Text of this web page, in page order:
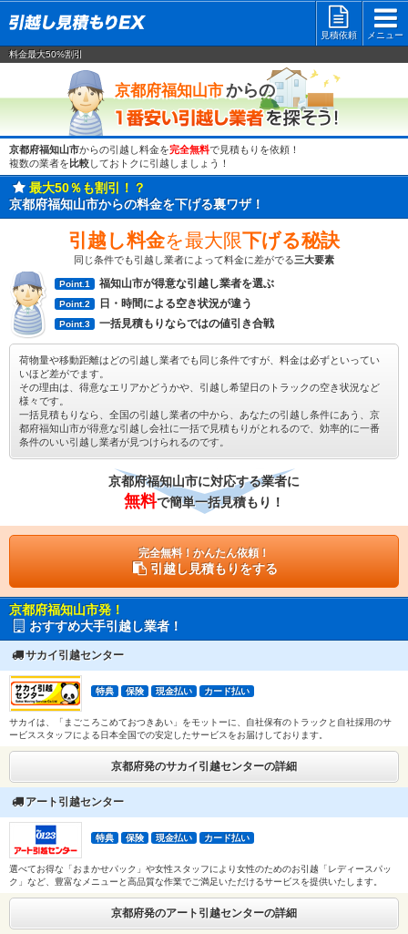
見積依頼
メニュー
料金最大50%割引
京都府福知山市からの
京都府福知山市からの引越し料金を完全無料で見積もりを依頼！
複数の業者を 比較しておトクに引越しましょう！
最大50％も割引！？
京都府福知山市からの料金を下げる裏ワザ！
引越し料金を最大限下げる秘訣
同じ条件でも引越し業者によって料金に差がでる三大要素
Point.1 福知山市が得意な引越し業者を選ぶ
Point.2 日・時間による空き状況が違う
Point.3 一括見積もりならではの値引き合戦
荷物量や移動距離はどの引越し業者でも同じ条件ですが、料金は必ずといってい
いほど差がでます。
その理由は、得意なエリアかどうかや、引越し希望日のトラックの空き状況など
様々です。
一括見積もりなら、全国の引越し業者の中から、あなたの引越し条件にあう、京
都府福知山市が得意な引越し会社に一括で見積もりがとれるので、効率的に一番
条件のいい引越し業者が見つけられるのです。
京都府福知山市に対応する業者に
無料で簡単一括見積もり！
完全無料！かんたん依頼！
引越し見積もりをする
京都府福知山市発！
おすすめ大手引越し業者！
サカイ引越センター
特典 保険 現金払い カード払い
サカイは、「まごころこめておつきあい」をモットーに、自社保有のトラックと自社採用のサ
ービススタッフによる日本全国での安定したサービスをお届けしております。
京都府発のサカイ引越センターの詳細
アート引越センター
特典 保険 現金払い カード払い
選べてお得な「おまかせパック」や女性スタッフにより女性のためのお引越「レディースパッ
ク」など、豊富なメニューと高品質な作業でご満足いただけるサービスを提供いたします。
京都府発のアート引越センターの詳細